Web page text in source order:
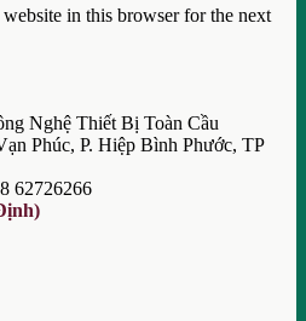
in this browser for the next
Nghệ Thiết Bị Toàn Cầu
Phúc, P. Hiệp Bình Phước, TP
62726266